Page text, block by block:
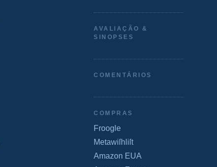
AVALIAÇÃO &
SINOPSES
COMENTÁRIOS
COMPRAS
Froogle
Metawiſhliſt
Amazon EUA